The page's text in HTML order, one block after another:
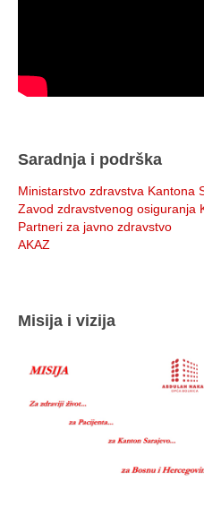
Saradnja i podrška
Ministarstvo zdravstva Kantona
Zavod zdravstvenog osiguranja
Partneri za javno zdravstvo
AKAZ
Misija i vizija